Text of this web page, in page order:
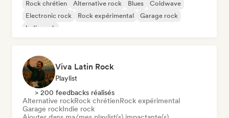
Rock chrétien Alternative rock Blues
Coldwave
Electronic rock
Rock expérimental
Garage rock
Indie rock
Viva Latin Rock
Playlist
> 200 feedbacks réalisés
Alternative rockRock chrétienRock expérimental
Garage rockIndie rock